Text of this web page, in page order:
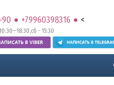
+79960398316 <
- 15:30